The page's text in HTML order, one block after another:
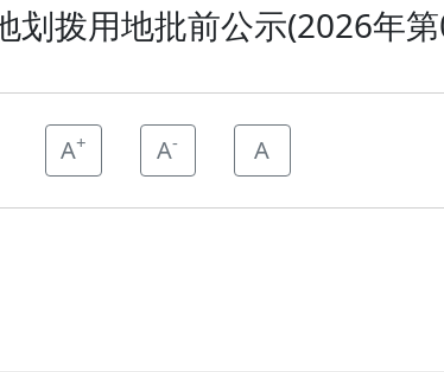
划拨用地批前公示(2026年
A+ A- A